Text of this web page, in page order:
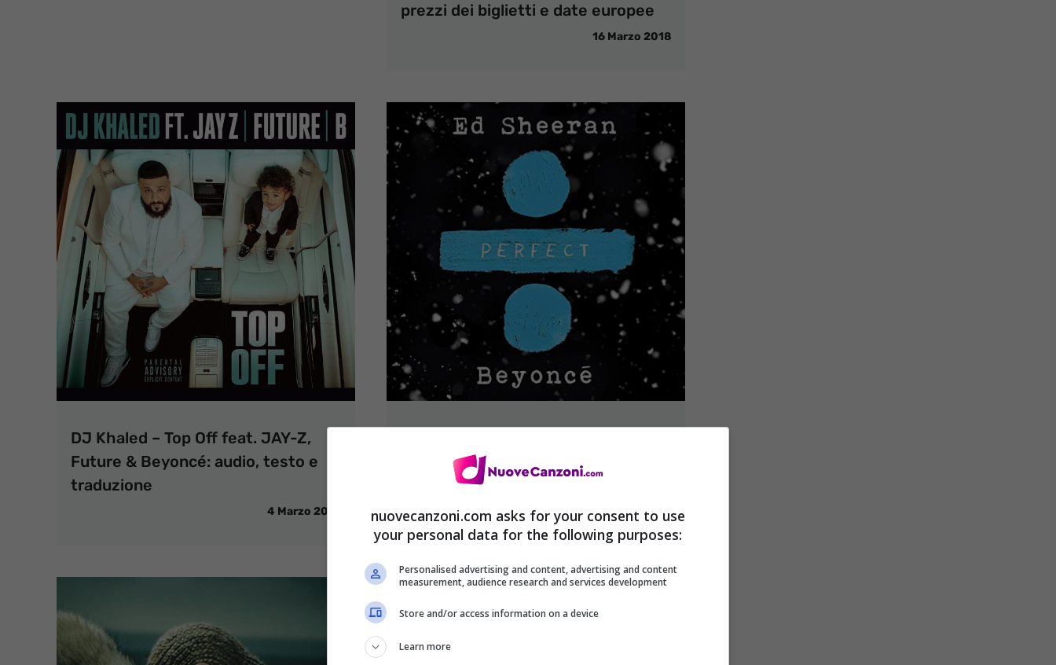
prezzi dei biglietti e date europee
16 Marzo 2018
DJ Khaled – Top Off feat. JAY-Z,
Future & Beyoncé: audio, testo e
traduzione
4 Marzo 2018
(con Beyoncé) + testo e traduzione
+ video della versione solista
1 Dicembre 2017
nuovecanzoni.com asks for your consent to use
your personal data for the following purposes:
Personalised advertising and content, advertising and content
measurement, audience research and services development
Store and/or access information on a device
Learn more